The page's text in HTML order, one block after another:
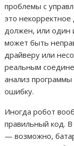
проблемы с
это
должен, или один
может быть
драйверу или
реальным
анализ
ошибку.
Иногда робот
правильный код. В
— возможно,